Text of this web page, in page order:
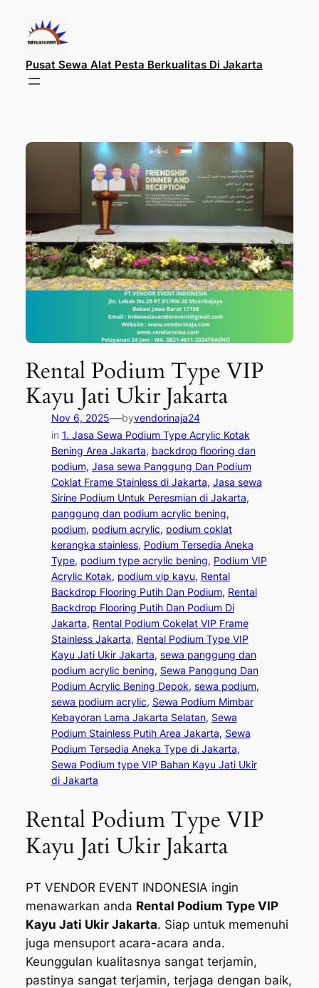
konten
Pusat Sewa Alat Pesta Berkualitas Di Jakarta
Rental Podium Type VIP
Kayu Jati Ukir Jakarta
Nov 6, 2025—byvendorinaja24
in 1. Jasa Sewa Podium Type Acrylic Kotak
Bening Area Jakarta, backdrop flooring dan
podium, Jasa sewa Panggung Dan Podium
Coklat Frame Stainless di Jakarta, Jasa sewa
Sirine Podium Untuk Peresmian di Jakarta
panggung dan podium acrylic bening
podium, podium acrylic, podium coklat
kerangka stainless, Podium Tersedia Aneka
Type, podium type acrylic bening, Podium VIP
Acrylic Kotak, podium vip kayu, Rental
Backdrop Flooring Putih Dan Podium, Rental
Backdrop Flooring Putih Dan Podium Di
Jakarta, Rental Podium Cokelat VIP Frame
Stainless Jakarta, Rental Podium Type VIP
Kayu Jati Ukir Jakarta, sewa panggung dan
podium acrylic bening, Sewa Panggung Dan
Podium Acrylic Bening Depok, sewa podium
sewa podium acrylic, Sewa Podium Mimbar
Kebayoran Lama Jakarta Selatan, Sewa
Podium Stainless Putih Area Jakarta, Sewa
Podium Tersedia Aneka Type di Jakarta
Sewa Podium type VIP Bahan Kayu Jati Ukir
di Jakarta
Rental Podium Type VIP
Kayu Jati Ukir Jakarta
PT VENDOR EVENT INDONESIA ingin
menawarkan anda Rental Podium Type VIP
Kayu Jati Ukir Jakarta. Siap untuk memenuhi
juga mensuport acara-acara anda.
Keunggulan kualitasnya sangat terjamin,
pastinya sangat terjamin, terjaga dengan baik,